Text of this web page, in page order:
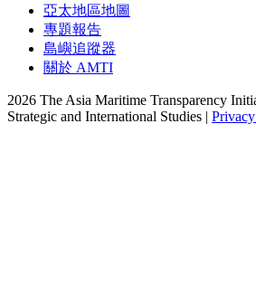
亞太地區地圖
專題報告
島嶼追蹤器
關於 AMTI
2026 The Asia Maritime Transparency
Strategic and International Studies |